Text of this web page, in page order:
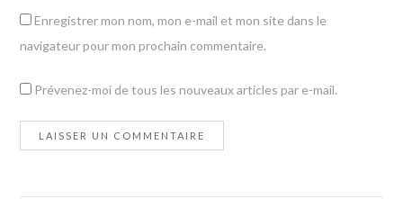
Enregistrer mon nom, mon e-mail et mon site dans le
navigateur pour mon prochain commentaire.
Prévenez-moi de tous les nouveaux articles par e-mail.